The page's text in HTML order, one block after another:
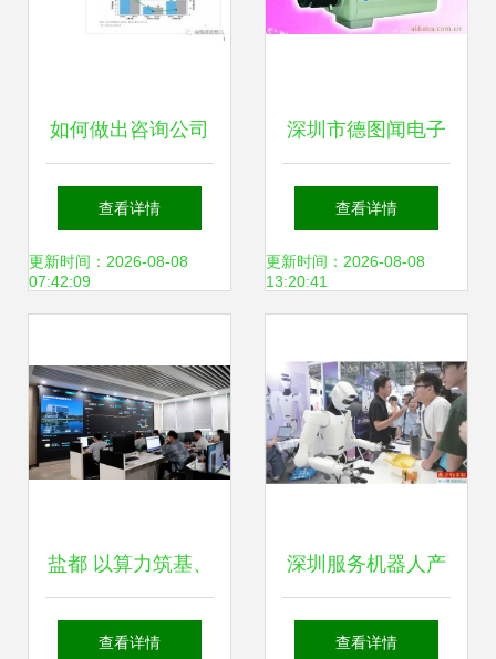
如何做出咨询公司
风格的数据图表？
一文教会你高端
福利！技术咨询
查看详情
更新时间：2026-08-08
07:42:09
深圳市德图闻电子
科技监控摄像机产
品概览与技术咨询
查看详情
更新时间：2026-08-08
13:20:41
盐都 以算力筑基、
创新为翼，培育新
查看详情
深圳服务机器人产
量占全国近半，技
查看详情